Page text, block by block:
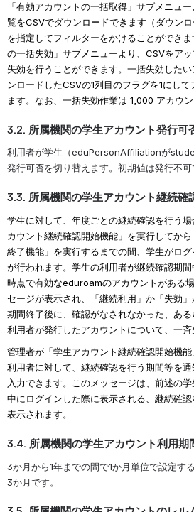
「有効アカウントの一括取得」サブメニュー
覧をCSVでダウンロードできます（ダウン
を指定してフィルターをかけることができま
の一括失効」 サブメニューより、CSVをア
失効を行うことができます。一括失効したい
ンロードしたCSVの1列目のフラグを1にし
ます。 なお、一括失効作業は 1,000 アカウン
3.2. 所属機関の学生アカウント発行可
利用者が学生（eduPersonAffiliationが
発行可否を切り替えます。初期値は発行不可
3.3. 所属機関の学生アカウント継続確
学生に対して、年度ごとの継続確認を行う
カウント継続確認開始機能」を実行してか
終了機能」を実行するまでの間、学生がロ
が行われます。学生の利用者が継続確認期
時点で有効なeduroamのアカウントがある
セージが表示され、「継続利用」か「失効
期間終了後に、確認がなされなかった、あ
利用者が発行したアカウントについて、一斉
管理者が「学生アカウント継続確認開始機
利用者に対して、継続確認を行う期間等を
入力できます。このメッセージは、前述の
中にログインした際に表示される、継続確
表示されます。
3.4. 所属機関の学生アカウント利用期
3か月から1年までの間で1か月単位で設定す
3か月です。